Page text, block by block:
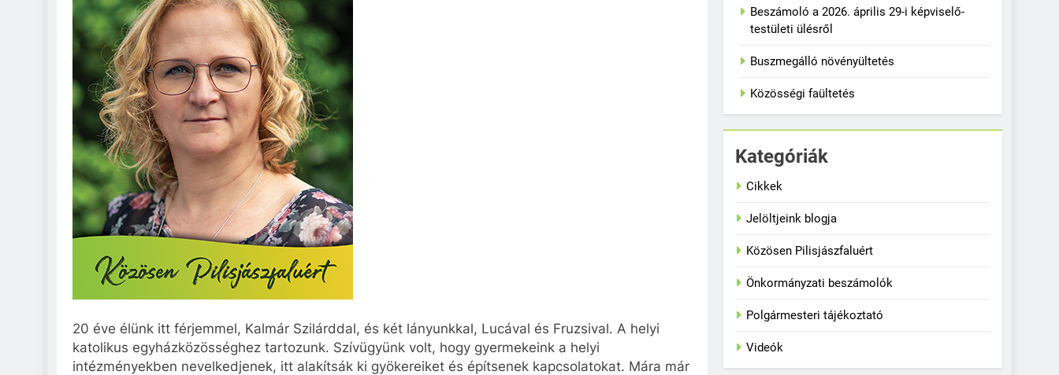
20 éve élünk itt férjemmel, Kalmár Szilárddal, és két lányunkkal, Lucával és Fruzsival. A helyi
katolikus egyházközösséghez tartozunk. Szívügyünk volt, hogy gyermekeink a helyi
intézményekben nevelkedjenek, itt alakítsák ki gyökereiket és építsenek kapcsolatokat. Mára már
Beszámoló a 2026. április 29-i képviselő-
testületi ülésről
Buszmegálló növényültetés
Közösségi faültetés
Kategóriák
Cikkek
Jelöltjeink blogja
Közösen Pilisjászfaluért
Önkormányzati beszámolók
Polgármesteri tájékoztató
Videók